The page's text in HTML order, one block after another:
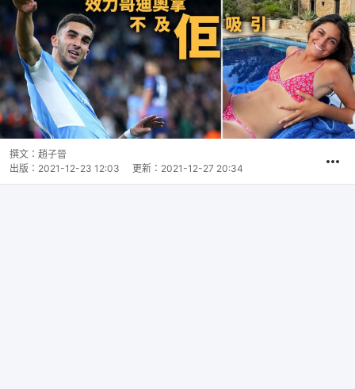
撰文： 趙子晉
出版： 2021-12-23 12:03 更新： 2021-12-27 20:34